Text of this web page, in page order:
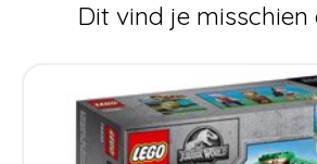
Dit vind je misschien